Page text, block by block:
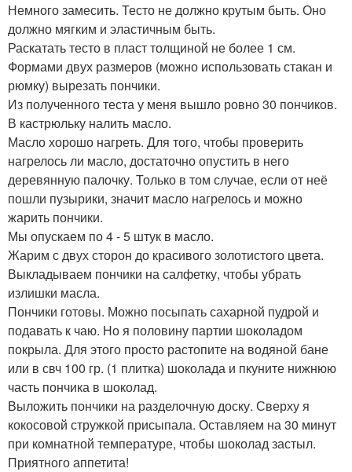
Немного замесить. Тесто не должно крутым быть. Оно
должно мягким и эластичным быть.
Раскатать тесто в пласт толщиной не более 1 см.
Формами двух размеров (можно использовать стакан и
рюмку) вырезать пончики.
Из полученного теста у меня вышло ровно 30 пончиков.
В кастрюльку налить масло.
Масло хорошо нагреть. Для того, чтобы проверить
нагрелось ли масло, достаточно опустить в него
деревянную палочку. Только в том случае, если от неё
пошли пузырики, значит масло нагрелось и можно
жарить пончики.
Мы опускаем по 4 - 5 штук в масло.
Жарим с двух сторон до красивого золотистого цвета.
Выкладываем пончики на салфетку, чтобы убрать
излишки масла.
Пончики готовы. Можно посыпать сахарной пудрой и
подавать к чаю. Но я половину партии шоколадом
покрыла. Для этого просто растопите на водяной бане
или в свч 100 гр. (1 плитка) шоколада и пкуните нижнюю
часть пончика в шоколад.
Выложить пончики на разделочную доску. Сверху я
кокосовой стружкой присыпала. Оставляем на 30 минут
при комнатной температуре, чтобы шоколад застыл.
Приятного аппетита!